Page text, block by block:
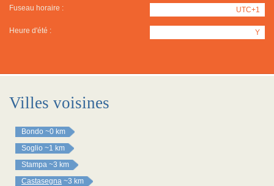
Fuseau horaire : UTC+1
Heure d'été : Y
Villes voisines
Bondo ~0 km
Soglio ~1 km
Stampa ~3 km
Castasegna ~3 km